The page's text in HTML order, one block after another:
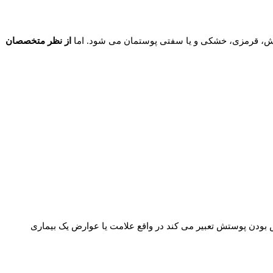
قرمزی، خشکی و یا سفتی پوستمان می شود. اما از نظر متخصصان
پوستش تعبیر می کند در واقع علامت یا عوارض یک بیماری